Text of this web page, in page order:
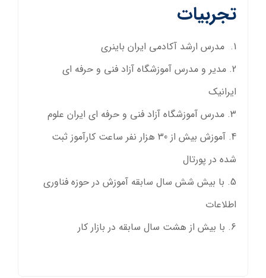
تجربیات
مدرس ارشد آکادمی ایران باینری
مدیر و مدرس آموزشگاه آزاد فنی و حرفه ای
ایرانیک
مدرس آموزشگاه آزاد فنی و حرفه ای ایران علوم
آموزش بیش از 30 هزار نفر ساعت کارآموز ثبت
شده در پورتال
با بیش شش سال سابقه آموزش در حوزه فناوری
اطلاعات
با بیش از هشت سال سابقه در بازار کار